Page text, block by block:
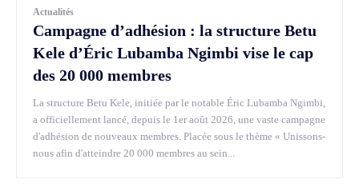
Actualités
Campagne d’adhésion : la structure Betu
Kele d’Éric Lubamba Ngimbi vise le cap
des 20 000 membres
La structure Betu Kele, initiée par le notable Éric Lubamba Ngimbi,
a officiellement lancé, depuis le 1er août 2026, une vaste campagne
d'adhésion de nouveaux membres. Placée sous le thème « Unissons-
nous afin d'atteindre 20 000 membres au sein...